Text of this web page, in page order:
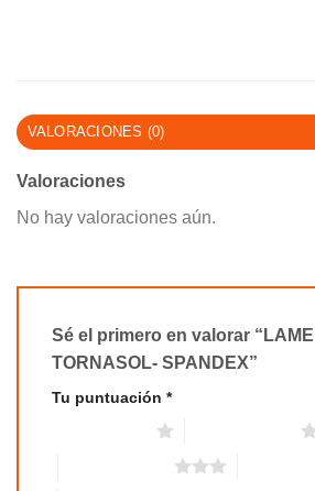
VALORACIONES (0)
Valoraciones
No hay valoraciones aún.
Sé el primero en valorar
TORNASOL- SPANDEX”
Tu puntuación *